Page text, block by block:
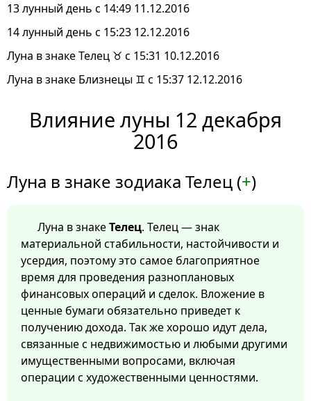
13 лунный день с 14:49 11.12.2016
14 лунный день с 15:23 12.12.2016
Луна в знаке Телец ♉ с 15:31 10.12.2016
Луна в знаке Близнецы ♊ с 15:37 12.12.2016
Влияние луны 12 декабря
2016
Луна в знаке зодиака Телец (+)
Луна в знакеТелец. Телец — знак
материальной стабильности, настойчивости и
усердия, поэтому это самое благоприятное
время для проведения разноплановых
финансовых операций и сделок. Вложение в
ценные бумаги обязательно приведет к
получению дохода. Так же хорошо идут дела,
связанные с недвижимостью и любыми другими
имущественными вопросами, включая
операции с художественными ценностями.